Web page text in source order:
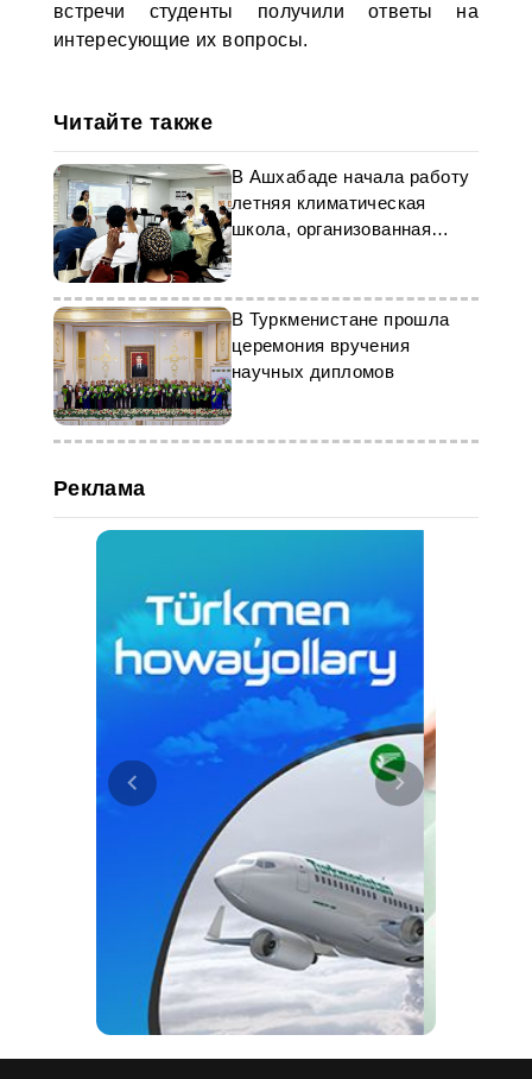
встречи студенты получили ответы на
интересующие их вопросы.
Читайте также
В Ашхабаде начала работу
летняя климатическая
школа, организованная
ЮНИСЕФ
В Туркменистане прошла
церемония вручения
научных дипломов
Реклама